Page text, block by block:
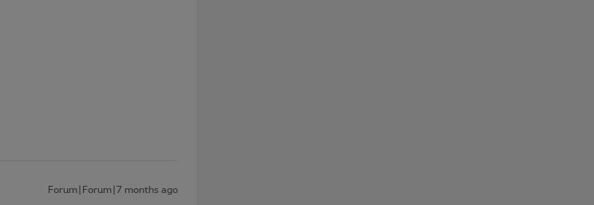
Forum|Forum|7 months ago